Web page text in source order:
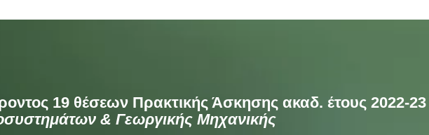
19 θέσεων Πρακτικής Άσκησης ακαδ. έτους 2022-23
& Γεωργικής Μηχανικής